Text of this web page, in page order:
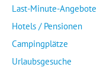
Last-Minute-Angebote
Hotels / Pensionen
Campingplätze
Urlaubsgesuche